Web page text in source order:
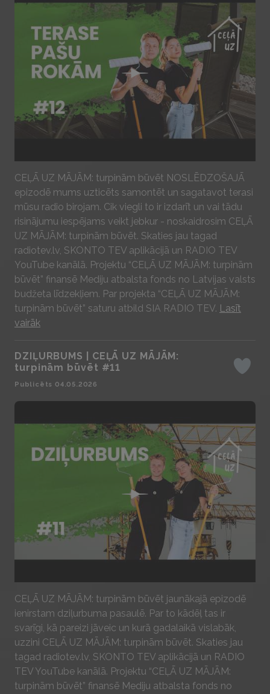
Play
CEĻĀ UZ MĀJĀM: turpinām būvēt NOSLĒDZOŠAJĀ
epizodē mums uzticēts samontēt un sagatavot terasi
mūsu radio birojam. Cik viegli to ir izdarīt un vai tādu
risinājumu iespējams veikt jebkur - noskaidrosim CEĻĀ
UZ MĀJĀM: turpinām būvēt. Skaties jau tagad
radiotev.lv, SKONTO TEV aplikācijā un RADIO TEV
YouTube kanālā. Projektu “CEĻĀ UZ MĀJĀM: turpinām
būvēt” finansē Mediju atbalsta fonds no Latvijas valsts
budžeta līdzekļiem. Par projekta “CEĻĀ UZ MĀJĀM:
turpinām būvēt” saturu atbild SIA RADIO TEV. Lasīt
vairāk
Play
CEĻĀ UZ MĀJĀM: turpinām būvēt jaunākajā epizodē
ienirstam dziļurbuma pasaulē. Par to kādēļ tas ir
svarīgi, kā pareizi jāveic un kurā gadalaikā vislabāk,
uzzini CEĻĀ UZ MĀJĀM: turpinām būvēt. Skaties jau
tagad radiotev.lv, SKONTO TEV aplikācijā un RADIO
TEV YouTube kanālā. Projektu “CEĻĀ UZ MĀJĀM:
turpinām būvēt” finansē Mediju atbalsta fonds no
DZIĻURBUMS | CEĻĀ UZ MĀJĀM:
turpinām būvēt #11
Publicēts 04.05.2026